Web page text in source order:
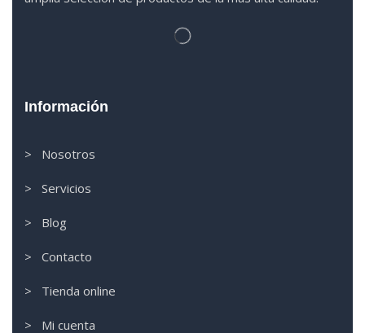
Información
> Nosotros
> Servicios
> Blog
> Contacto
> Tienda online
> Mi cuenta